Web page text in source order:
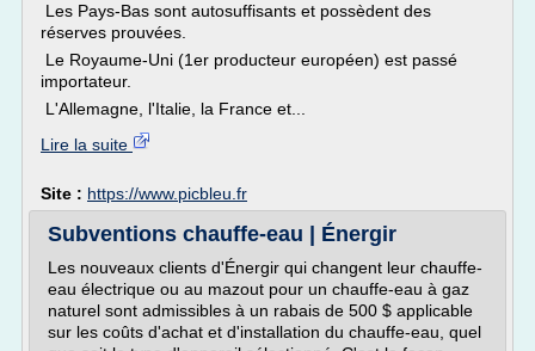
Les Pays-Bas sont autosuffisants et possèdent des
réserves prouvées.
Le Royaume-Uni (1er producteur européen) est passé
importateur.
L'Allemagne, l'Italie, la France et...
Lire la suite
Site : https://www.picbleu.fr
Subventions chauffe-eau | Énergir
Les nouveaux clients d'Énergir qui changent leur chauffe-
eau électrique ou au mazout pour un chauffe-eau à gaz
naturel sont admissibles à un rabais de 500 $ applicable
sur les coûts d'achat et d'installation du chauffe-eau, quel